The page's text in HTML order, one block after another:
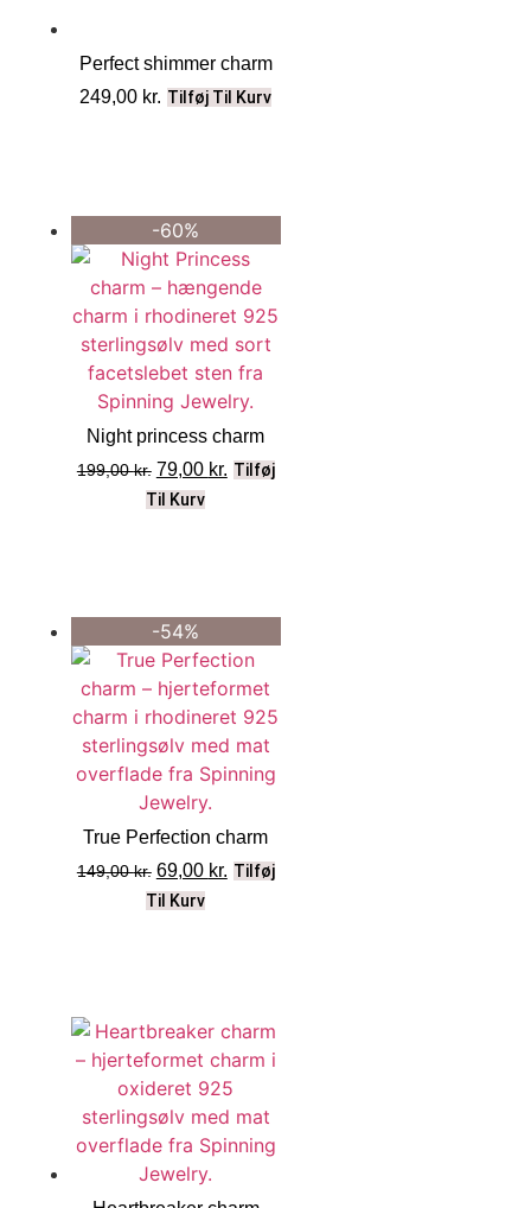
Perfect shimmer charm
249,00 kr. Tilføj Til Kurv
-60%
Night princess charm
199,00kr. 79,00 kr. Tilføj
Til Kurv
-54%
True Perfection charm
149,00kr. 69,00 kr. Tilføj
Til Kurv